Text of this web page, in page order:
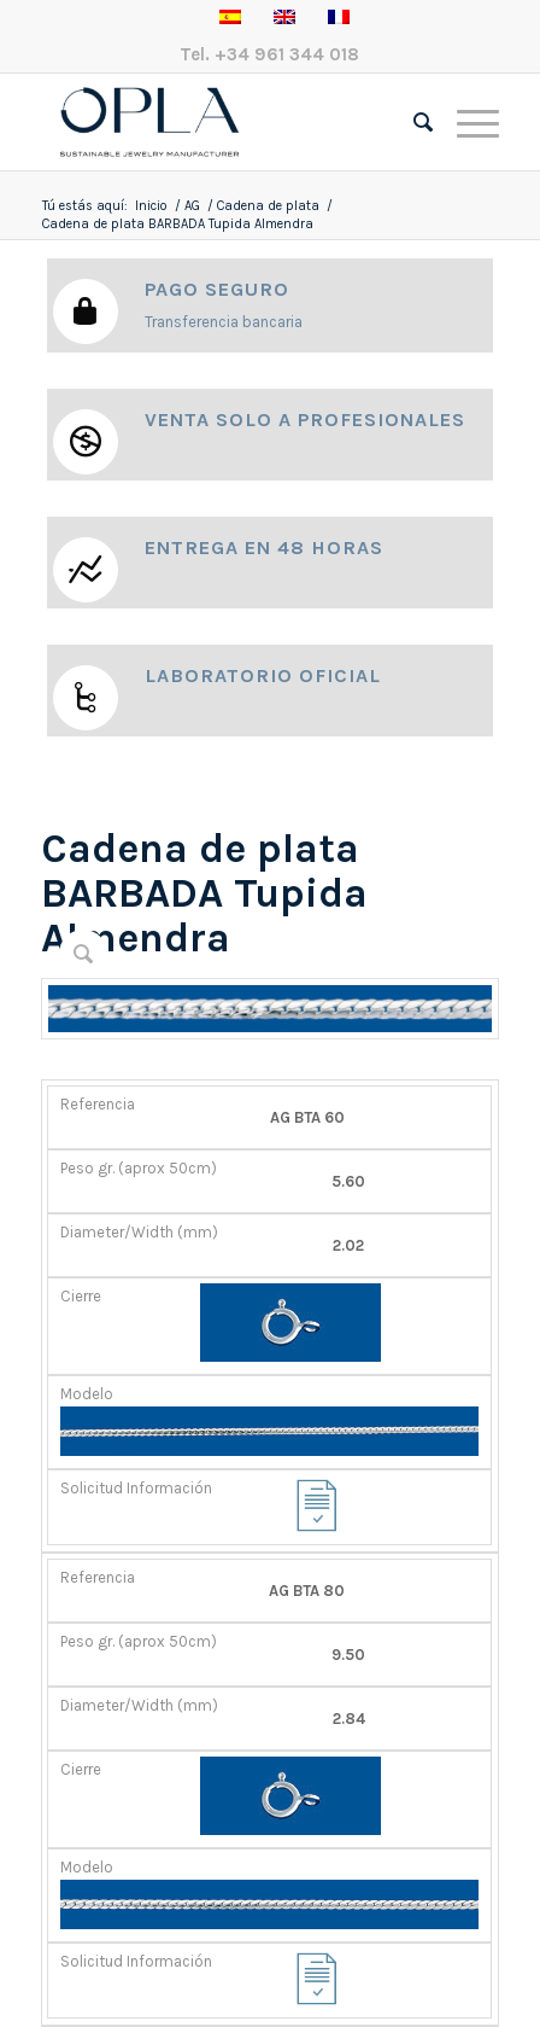
Tel. +34 961 344 018
Tú estás aquí: Inicio / AG / Cadena de plata
/
Cadena de plata BARBADA Tupida Almendra
PAGO SEGURO
Transferencia bancaria
VENTA SOLO A PROFESIONALES
ENTREGA EN 48 HORAS
LABORATORIO OFICIAL
Cadena de plata
BARBADA Tupida
Almendra
REFERENCIA
(APROX
DIÁMETRO/ANCHO
AG BTA 60
5.60
2.02
AG BTA 80
9.50
2.84